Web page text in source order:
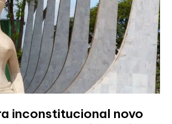
inconstitucional novo